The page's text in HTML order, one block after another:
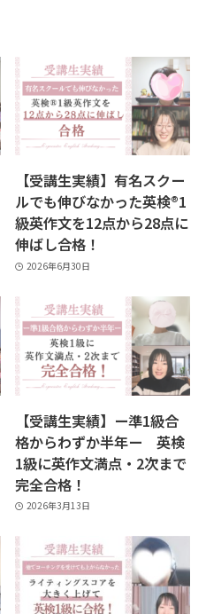
【受講生実績】有名スクー
ルでも伸びなかった英検®1
級英作文を12点から28点に
伸ばし合格！
2026年6月30日
【受講生実績】ー準1級合
格からわずか半年ー 英検
1級に英作文満点・2次まで
完全合格！
2026年3月13日